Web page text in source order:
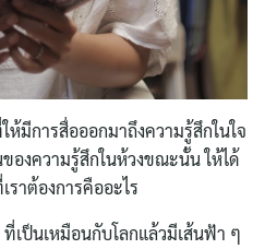
มีการสื่อออกมาถึงความรู้สึกในใจ
งความรู้สึกในห้วงขณะนั้น ให้ได้
ราต้องการคืออะไร
เป็นเหมือนกับโลกแล้วมีเส้นฟ้า ๆ